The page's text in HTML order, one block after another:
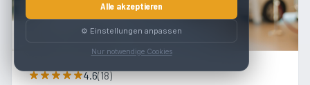
4.6(18)
Alle akzeptieren
⚙️ Einstellungen anpassen
Nur notwendige Cookies